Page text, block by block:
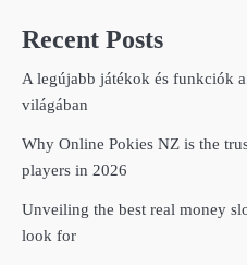
Recent Posts
A legújabb játékok és funkciók
világában
Why Online Pokies NZ is the
players in 2026
Unveiling the best real money
look for